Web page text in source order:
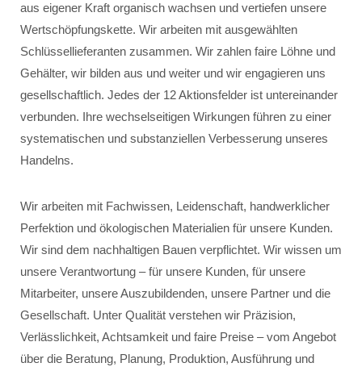
aus eigener Kraft organisch wachsen und vertiefen unsere
Wertschöpfungskette. Wir arbeiten mit ausgewählten
Schlüssellieferanten zusammen. Wir zahlen faire Löhne und
Gehälter, wir bilden aus und weiter und wir engagieren uns
gesellschaftlich. Jedes der 12 Aktionsfelder ist untereinander
verbunden. Ihre wechselseitigen Wirkungen führen zu einer
systematischen und substanziellen Verbesserung unseres
Handelns.
Wir arbeiten mit Fachwissen, Leidenschaft, handwerklicher
Perfektion und ökologischen Materialien für unsere Kunden.
Wir sind dem nachhaltigen Bauen verpflichtet. Wir wissen um
unsere Verantwortung – für unsere Kunden, für unsere
Mitarbeiter, unsere Auszubildenden, unsere Partner und die
Gesellschaft. Unter Qualität verstehen wir Präzision,
Verlässlichkeit, Achtsamkeit und faire Preise – vom Angebot
über die Beratung, Planung, Produktion, Ausführung und